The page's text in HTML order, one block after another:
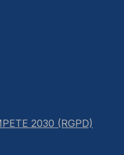
2030 (RGPD)